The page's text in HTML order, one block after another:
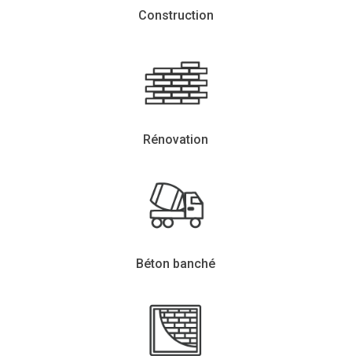
Construction
Rénovation
Béton banché